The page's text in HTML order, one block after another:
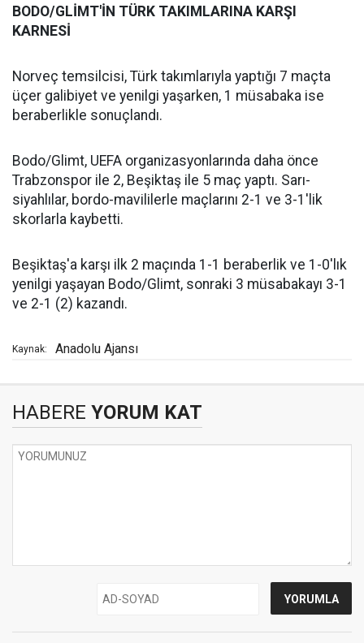
BODO/GLİMT'İN TÜRK TAKIMLARINA KARŞI
KARNESİ
Norveç temsilcisi, Türk takımlarıyla yaptığı 7 maçta
üçer galibiyet ve yenilgi yaşarken, 1 müsabaka ise
beraberlikle sonuçlandı.
Bodo/Glimt, UEFA organizasyonlarında daha önce
Trabzonspor ile 2, Beşiktaş ile 5 maç yaptı. Sarı-
siyahlılar, bordo-mavililerle maçlarını 2-1 ve 3-1'lik
skorlarla kaybetti.
Beşiktaş'a karşı ilk 2 maçında 1-1 beraberlik ve 1-0'lık
yenilgi yaşayan Bodo/Glimt, sonraki 3 müsabakayı 3-1
ve 2-1 (2) kazandı.
Kaynak: Anadolu Ajansı
HABERE YORUM KAT